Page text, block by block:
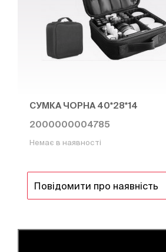
СУМКА ЧОРНА 40*28*14
2000000004785
Немає в наявності
Повідомити про наявність